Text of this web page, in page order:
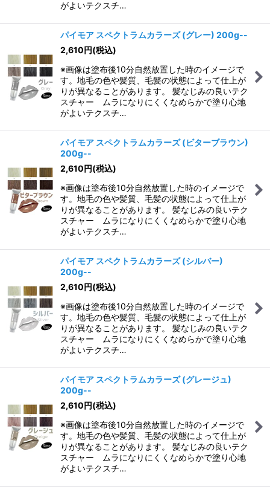
がよいテクスチ…
パイモア スペクトラムカラーズ (グレー) 200g--
2,610円(税込)
※画像は塗布後10分自然放置した時のイメージで
す。地毛の色や髪質、毛髪の状態によって仕上が
りが異なることがあります。 髪なじみの良いテク
スチャー ムラになりにくくなめらかで塗り心地
がよいテクスチ…
パイモア スペクトラムカラーズ (ビターブラウン)
200g--
2,610円(税込)
※画像は塗布後10分自然放置した時のイメージで
す。地毛の色や髪質、毛髪の状態によって仕上が
りが異なることがあります。 髪なじみの良いテク
スチャー ムラになりにくくなめらかで塗り心地
がよいテクスチ…
パイモア スペクトラムカラーズ (シルバー)
200g--
2,610円(税込)
※画像は塗布後10分自然放置した時のイメージで
す。地毛の色や髪質、毛髪の状態によって仕上が
りが異なることがあります。 髪なじみの良いテク
スチャー ムラになりにくくなめらかで塗り心地
がよいテクスチ…
パイモア スペクトラムカラーズ (グレージュ)
200g--
2,610円(税込)
※画像は塗布後10分自然放置した時のイメージで
す。地毛の色や髪質、毛髪の状態によって仕上が
りが異なることがあります。 髪なじみの良いテク
スチャー ムラになりにくくなめらかで塗り心地
がよいテクスチ…